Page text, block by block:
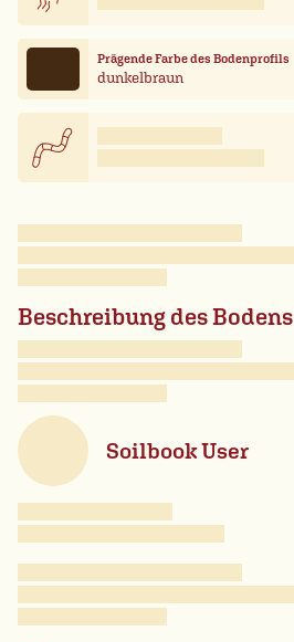
Prägende Farbe des Bodenprofils
dunkelbraun
Beschreibung des Bodens
Soilbook User